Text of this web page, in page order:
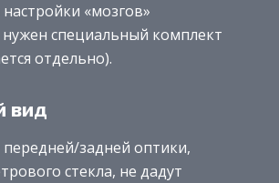
«мозгов»
специальный комплект
отдельно).
вид
передней/задней оптики,
стекла, не дадут